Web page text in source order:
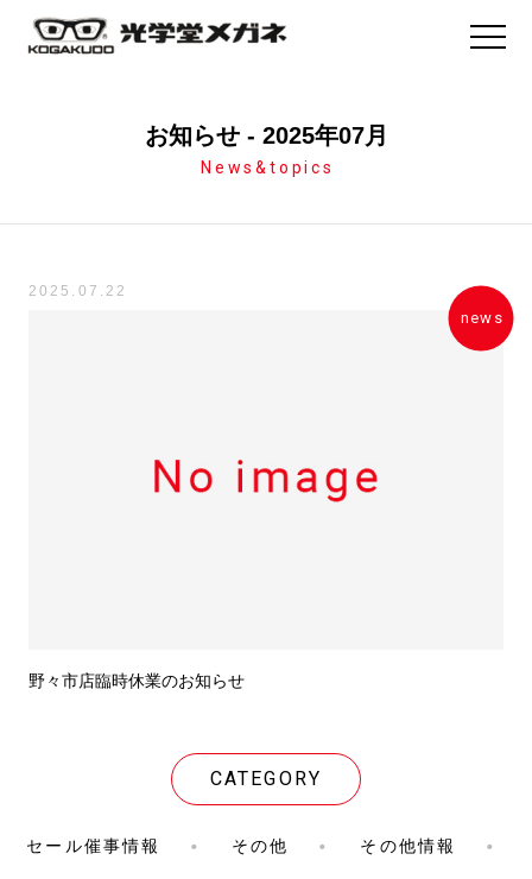
お知らせ - 2025年07月
News&topics
2025.07.22
news
野々市店臨時休業のお知らせ
CATEGORY
セール催事情報 その他 その他情報